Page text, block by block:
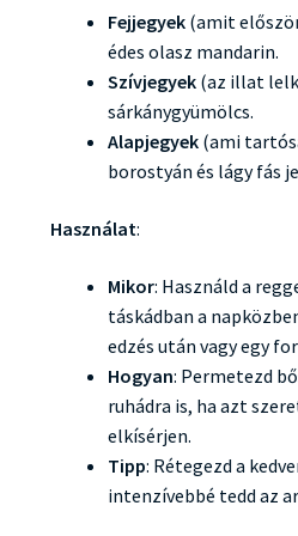
Fejjegyek (amit
édes olasz mandarin.
Szívjegyek (az illat
sárkánygyümölcs.
Alapjegyek (ami
borostyán és lágy fás
Használat:
Mikor: Használd a
táskádban a
edzés után vagy egy
Hogyan: Permetezd
ruhádra is, ha azt
elkísérjen.
Tipp: Rétegezd a
intenzívebbé tedd az